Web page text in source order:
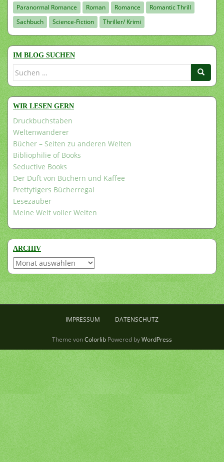
Paranormal Romance
Roman Romance
Romantic Thrill
Sachbuch
Science-Fiction Thriller/ Krimi
IM BLOG SUCHEN
Suchen
WIR LESEN GERN
Druckbuchstaben
Weltenwanderer
Bücher – Seiten zu anderen Welten
Bibliophilie of Books
Seductive Books
Der Duft von Büchern und Kaffee
Prettytigers Bücherregal
Lesezauber
Meine Welt voller Welten
ARCHIV
Archiv
IMPRESSUM DATENSCHUTZ
Theme vonColorlib Powered byWordPress